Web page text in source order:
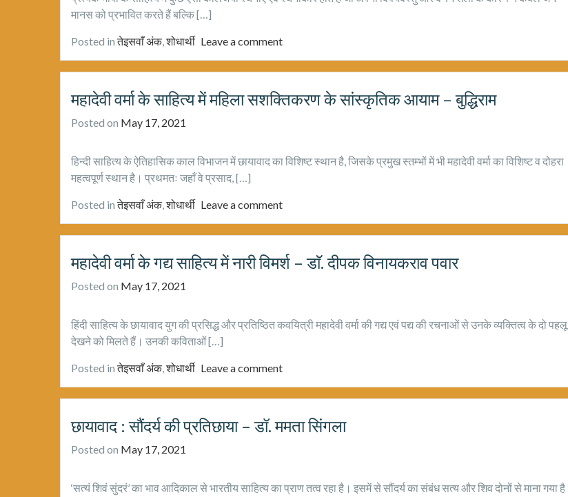
मानस को प्रभावित करते हैं बल्कि […]
Posted inतेइसवाँ अंक,शोधार्थी Leave a comment
महादेवी वर्मा के साहित्य में महिला सशक्तिकरण के सांस्कृतिक आयाम – बुद्धिराम
Posted on May 17, 2021
हिन्दी साहित्य के ऐतिहासिक काल विभाजन में छायावाद का विशिष्ट स्थान है, जिसके प्रमुख स्तम्भों में भी महादेवी वर्मा का विशिष्ट व दोहरा
महत्वपूर्ण स्थान है। प्रथमतः जहाँ वे प्रसाद, […]
Posted inतेइसवाँ अंक,शोधार्थी Leave a comment
महादेवी वर्मा के गद्य साहित्य में नारी विमर्श – डाॅ. दीपक विनायकराव पवार
Posted on May 17, 2021
हिंदी साहित्य के छायावाद युग की प्रसिद्ध और प्रतिष्ठित कवयित्री महादेवी वर्मा की गद्य एवं पद्य की रचनाओं से उनके व्यक्तित्व के दो पहलू
देखने को मिलते हैं। उनकी कविताओं […]
Posted inतेइसवाँ अंक,शोधार्थी Leave a comment
छायावाद : सौंदर्य की प्रतिछाया – डॉ. ममता सिंगला
Posted on May 17, 2021
‘सत्यं शिवं सुंदरं’ का भाव आदिकाल से भारतीय साहित्य का प्राण तत्व रहा है। इसमें से सौंदर्य का संबंध सत्य और शिव दोनों से माना गया है